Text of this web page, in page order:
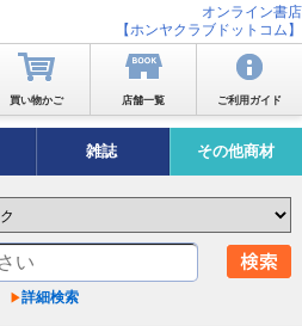
オンライン書店
【ホンヤクラブドットコム】
買い物かご 店舗一覧 ご利用ガイド
雑誌 その他商材
詳細検索